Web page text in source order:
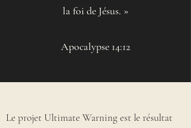
la foi de Jésus. »
Apocalypse 14:12
Le projet Ultimate Warning est le résultat